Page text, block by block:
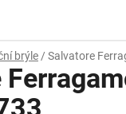
brýle / Salvatore